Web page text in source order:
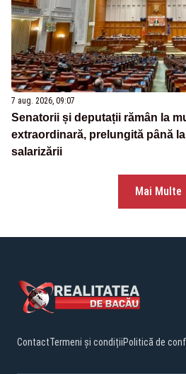
7 aug. 2026, 09:07
Senatorii și deputații rămân la
extraordinară, prelungită până
salarizării
Mai Multe
ContactTermeni și condițiiPolitică de